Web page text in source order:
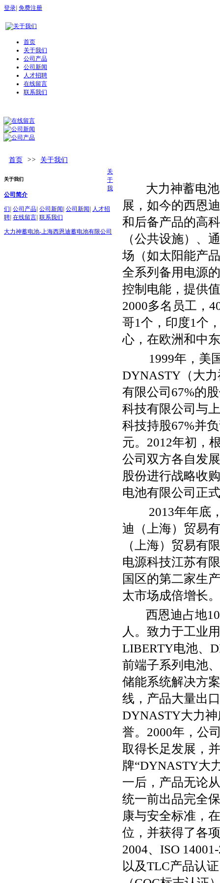
登录 免费注册
首页
关于我们
公司产品
公司新闻
人才招聘
在线留言
联系我们
首页 >> 关于我们
关于我们
公司简介
大力神蓄电池-
展，如今的西恩
和后备产品的高
（公共设施）、
场（如太阳能产
全系列备用电源
控制电能，提供
2000多名员工，
哥1个，印度1个
心，在欧洲和中
1999年，美国
DYNASTY（大
有限公司67%的
科技有限公司与
科技持股67%并
元。2012年初，
公司双方各自发
股份进行战略收
电池有限公司正
2013年年底，
迪（上海）贸易
（上海）贸易有
电源科技江苏有
国区的第二家生
太市场成倍增长
西恩迪占地108
人。致力于工业
LIBERTY电池、
前端子系列电池
储能系统解决方
线，产品大量出
DYNASTY大力
誉。2000年，公
取得长足发展，
牌“DYNASTY大
一后，产品无论
统一前出品完全
康与安全标准，
位，并获得了各
2004、ISO
以及TLC产品认
关
于
我
们 公司产品 公司新闻 公司新闻
人才招
聘 在线留言 联系我们
大力神蓄电池-上海西恩迪蓄电池有限公司